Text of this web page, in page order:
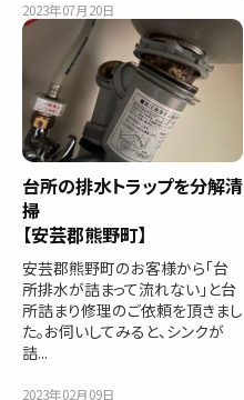
2023年07月20日
台所の排水トラップを分解清
掃
【安芸郡熊野町】
安芸郡熊野町のお客様から「台
所排水が詰まって流れない」と台
所詰まり修理のご依頼を頂きまし
た。お伺いしてみると、シンクが
詰...
2023年02月09日